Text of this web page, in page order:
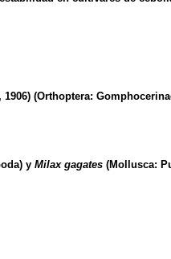
1906) (Orthoptera:
y Milax gagates (Mollusca: